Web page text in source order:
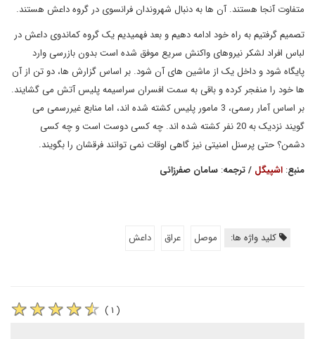
متفاوت آنجا هستند. آن ها به دنبال شهروندان فرانسوی در گروه داعش هستند.
تصمیم گرفتیم به راه خود ادامه دهیم و بعد فهمیدیم یک گروه کماندوی داعش در
لباس افراد لشکر نیروهای واکنش سریع موفق شده است بدون بازرسی وارد
پایگاه شود و داخل یک از ماشین های آن شود. بر اساس گزارش ها، دو تن از آن
ها خود را منفجر کرده و باقی به سمت افسران سراسیمه پلیس آتش می گشایند.
بر اساس آمار رسمی، 3 مامور پلیس کشته شده اند، اما منابع غیررسمی می
گویند نزدیک به 20 نفر کشته شده اند. چه کسی دوست است و چه کسی
دشمن؟ حتی پرسنل امنیتی نیز گاهی اوقات نمی توانند فرقشان را بگویند.
منبع: اشپیگل /ترجمه: سامان صفرزائی
کلید واژه ها: موصل عراق داعش
( ۱ )